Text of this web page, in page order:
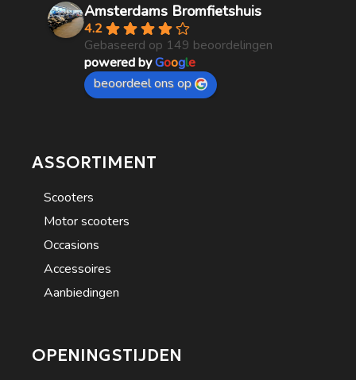
Amsterdams Bromfietshuis
4.2
Gebaseerd op 149 beoordelingen
powered byGoogle
beoordeel ons op
ASSORTIMENT
Scooters
Motor scooters
Occasions
Accessoires
Aanbiedingen
OPENINGSTIJDEN